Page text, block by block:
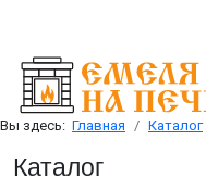
Вы здесь: Главная Каталог
Каталог